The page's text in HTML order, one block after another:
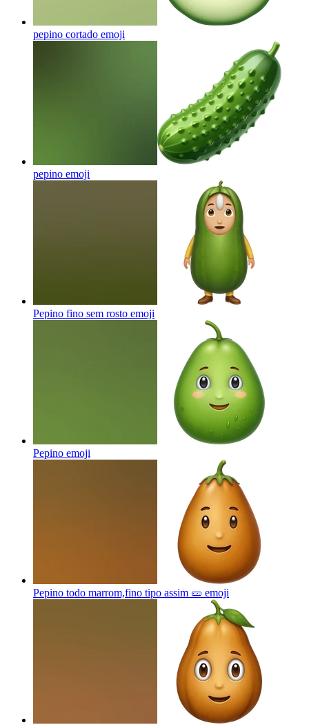
pepino cortado emoji
pepino emoji
Pepino fino sem rosto emoji
Pepino emoji
Pepino todo marrom,fino tipo assim 🥒 emoji